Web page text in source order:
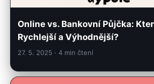
Online vs. Bankovní Půjčka:
Rychlejší a Výhodnější?
27. 5. 2025 · 4 min čtení